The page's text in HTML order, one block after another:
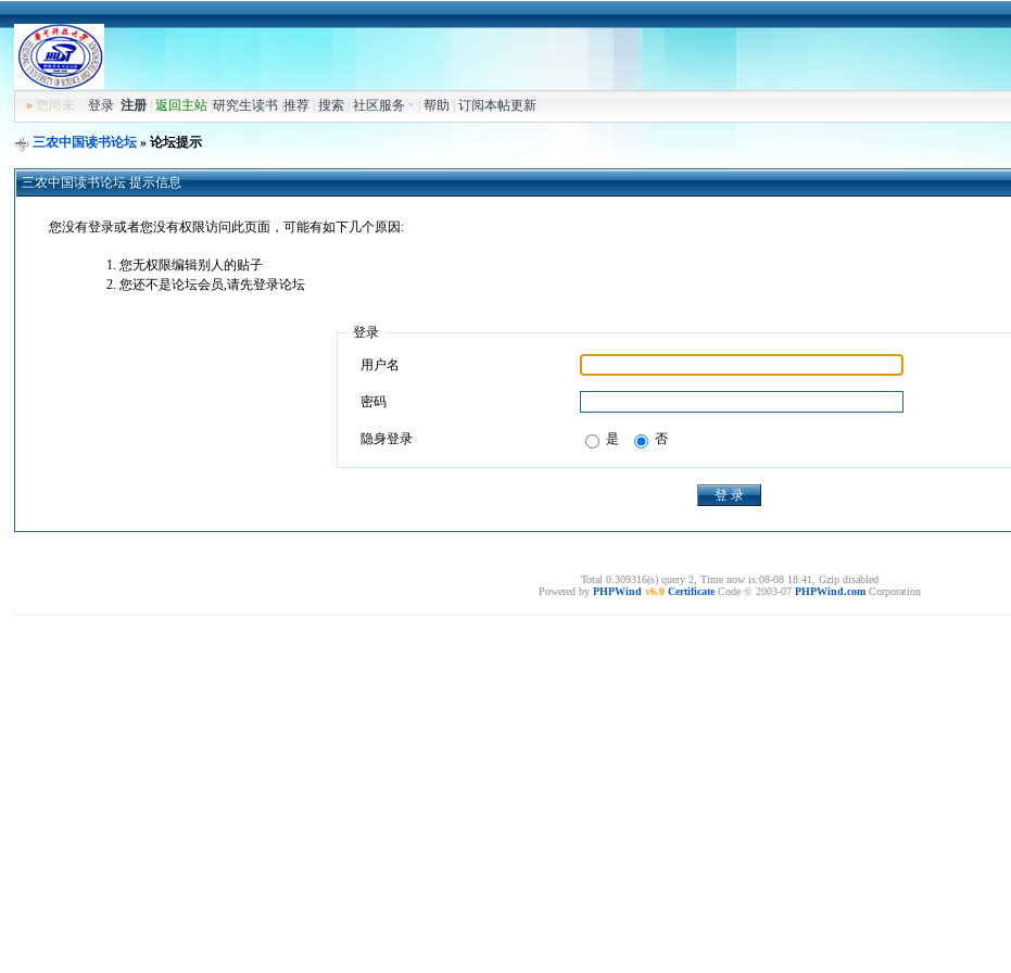
» 您尚未登录 注册 |返回主站 |研究生读书 |推荐 |搜索 |社区服务 |帮助 |订阅本帖更新
三农中国读书论坛» 论坛提示
三农中国读书论坛 提示信息
您没有登录或者您没有权限访问此页面，可能有如下几个原因:
您无权限编辑别人的贴子
您还不是论坛会员,请先登录论坛
登录
用户名
密码
隐身登录 是 否
Total 0.309316(s) query 2, Time now is:08-08 18:41, Gzip disabled
Powered by PHPWind v6.0 CertificateCode © 2003-07 PHPWind.com Corporation